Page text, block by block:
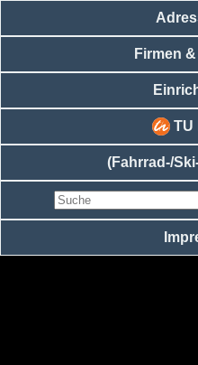
Firmen
TU
(Fahrrad-/